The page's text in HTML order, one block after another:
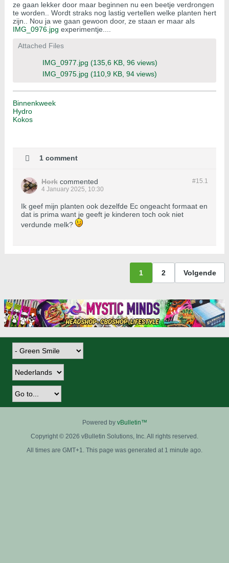
ze gaan lekker door maar beginnen nu een beetje verdrongen
te worden.. Wordt straks nog lastig vertellen welke planten hert
zijn.. Nou ja we gaan gewoon door, ze staan er maar als
IMG_0976.jpg experimentje....
Attached Files
IMG_0977.jpg (135,6 KB, 96 views)
IMG_0975.jpg (110,9 KB, 94 views)
Binnenkweek
Hydro
Kokos
1 comment
#15.1
Hork commented
4 January 2025, 10:30
Ik geef mijn planten ook dezelfde Ec ongeacht formaat en
dat is prima want je geeft je kinderen toch ook niet
verdunde melk?
1 2 Volgende
Powered by vBulletin™
Copyright © 2026 vBulletin Solutions, Inc. All rights reserved.
All times are GMT+1. This page was generated at 1 minute ago.